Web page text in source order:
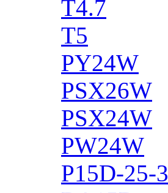
T4.7
T5
PY24W
PSX26W
PSX24W
PW24W
P15D-25-3